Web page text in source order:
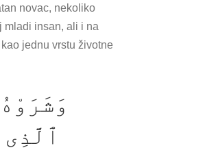
novac, nekoliko
mladi insan, ali i na
jednu vrstu životne